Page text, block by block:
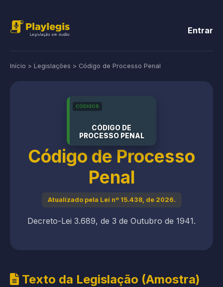
Entrar
Início > Legislações > Código de Processo Penal
CÓDIGOS
CÓDIGO DE
PROCESSO PENAL
Código de Processo
Penal
Atualizado pela Lei nº 15.438, de 2026.
Decreto-Lei 3.689, de 3 de Outubro de 1941.
Texto da Legislação (Amostra)